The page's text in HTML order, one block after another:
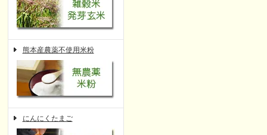
熊本産農薬不使用米粉
にんにくたまご